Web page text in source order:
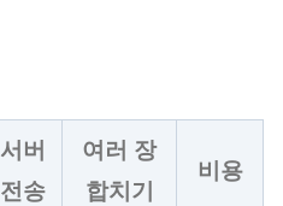
서버
전송
여러 장
합치기
비용